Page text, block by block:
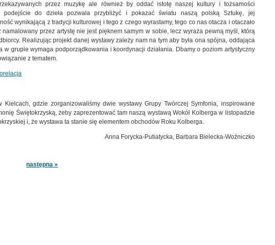
przez muzykę ale również by oddać istotę naszej kultury i tożsamości
podejście do dzieła pozwala przybliżyć i pokazać światu naszą polską Sztukę, jej
wynikającą z tradycji kulturowej i tego z czego wyrastamy, tego co nas otacza i otaczało
namalowany przez artystę nie jest pięknem samym w sobie, lecz wyraża pewną myśl, którą
Realizując projekt danej wystawy zależy nam na tym aby była ona spójna, oddająca
w grupie wymaga podporządkowania i koordynacji działania. Dbamy o poziom artystyczny
z tematem.
gdzie zorganizowaliśmy dwie wystawy Grupy Twórczej Symfonia, inspirowane
Świętokrzyską, żeby zaprezentować tam naszą wystawą Wokół Kolberga w listopadzie
i, że wystawa ta stanie się elementem obchodów Roku Kolberga.
Anna Forycka-Putiatycka, Barbara Bielecka-Woźniczko
następna »